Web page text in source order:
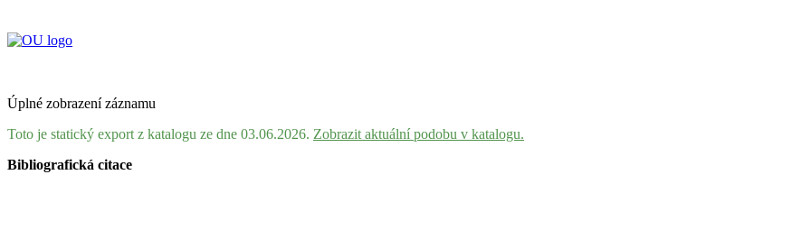
Úplné zobrazení záznamu
Toto je statický export z katalogu ze dne 03.06.2026. Zobrazit aktuální podobu v katalogu.
Bibliografická citace